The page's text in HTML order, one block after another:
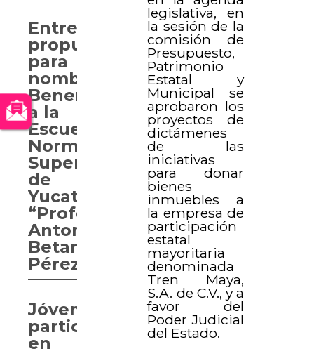
legislativa, en
la sesión de la
comisión de
Presupuesto,
Patrimonio
Estatal y
Municipal se
aprobaron los
proyectos de
dictámenes
de las
iniciativas
para donar
bienes
inmuebles a
la empresa de
participación
estatal
mayoritaria
denominada
Tren Maya,
S.A. de C.V., y a
favor del
Poder Judicial
del Estado.
Entregan
propuesta
para
nombrar
Benemérita
a la
Escuela
Normal
Superior
de
Yucatán
“Profesor
Antonio
Betancourt
Pérez”
Jóvenes
participan
en